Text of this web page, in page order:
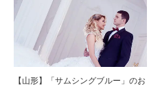
【山形】「サムシングブルー」のお